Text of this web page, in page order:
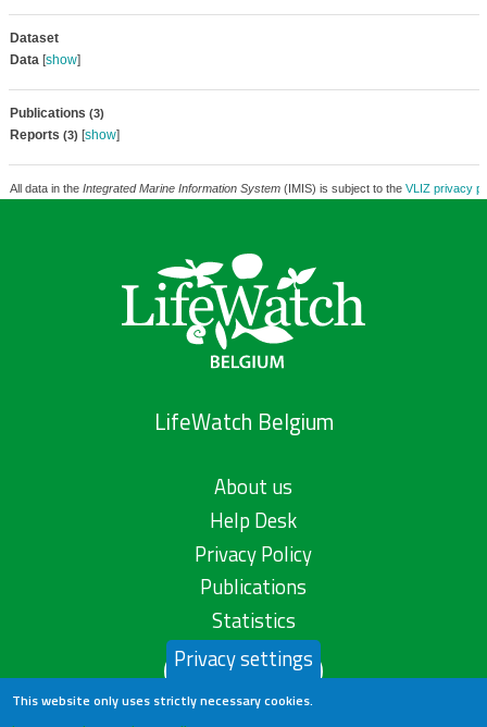
Dataset
Data[show]
Publications (3)
Reports (3) [show]
All data in the Integrated Marine Information System(IMIS) is subject to the VLIZ privacy
LifeWatch Belgium
About us
Help Desk
Privacy Policy
Publications
Statistics
Contact us
Privacy settings
This website only uses strictly necessary cookies.